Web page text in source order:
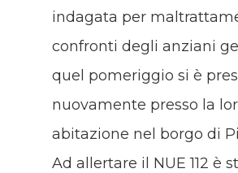
indagata per
confronti degli anziani
quel pomeriggio si è
nuovamente presso la
abitazione nel borgo di
Ad allertare il NUE 112 è